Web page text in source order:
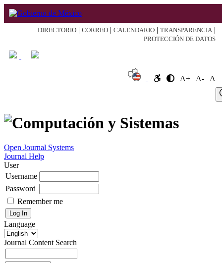
DIRECTORIO | CORREO | CALENDARIO | TRANSPARENCIA |
PROTECCIÓN DE DATOS
A+ A-
A
Open Journal Systems
Journal Help
User
Username
Password
Remember me
Language
Journal Content Search